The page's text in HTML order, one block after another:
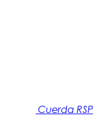
Cuerda RSP